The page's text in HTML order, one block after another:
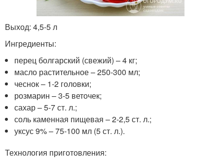
Выход: 4,5-5 л
Ингредиенты:
перец болгарский (свежий) – 4 кг;
масло растительное – 250-300 мл;
чеснок – 1-2 головки;
розмарин – 3-5 веточек;
сахар – 5-7 ст. л.;
соль каменная пищевая – 2-2,5 ст. л.;
уксус 9% – 75-100 мл (5 ст. л.).
Технология приготовления: